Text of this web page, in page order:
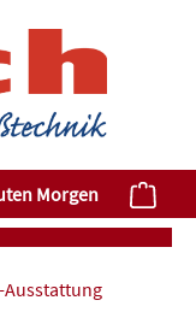
auf dem
Morgen